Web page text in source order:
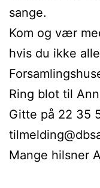
sange.
Kom og vær
hvis du ikke
Ring blot til
Gitte på 22 35
Mange hilsner